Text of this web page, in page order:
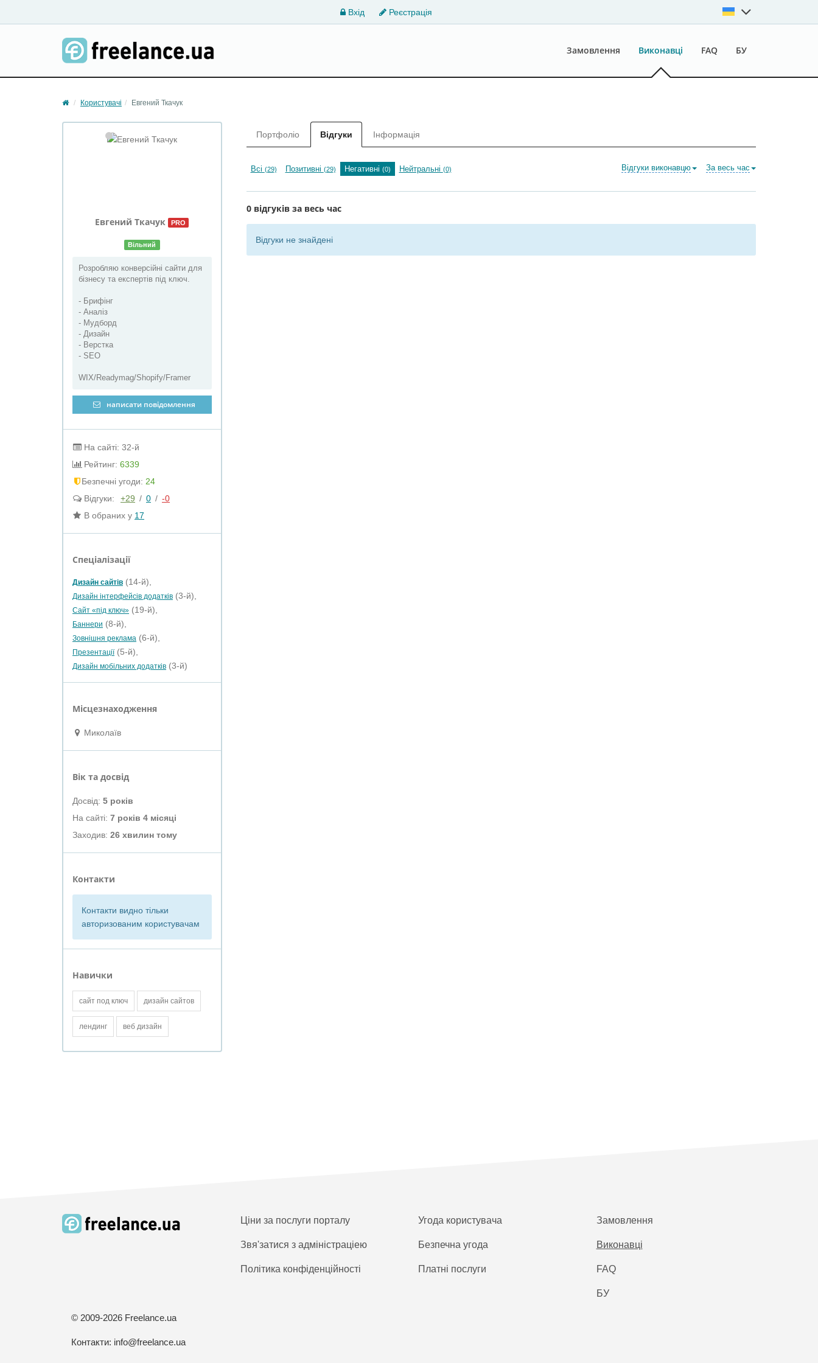
Вхід Реєстрація
Замовлення Виконавці FAQ БУ
Користувачі Евгений Ткачук
ЕвгенийТкачук PRO
Вільний
Розробляю конверсійні сайти для
бізнесу та експертів під ключ.
- Брифінг
- Аналіз
- Мудборд
- Дизайн
- Верстка
- SEO
WIX/Readymag/Shopify/Framer
написати повідомлення
На сайті: 32-й
Рейтинг: 6339
Безпечні угоди: 24
Відгуки:
+29 / 0 / -0
В обраних у 17
Спеціалізації
Дизайн сайтів (14-й),
Дизайн інтерфейсів додатків (3-й),
Сайт «під ключ» (19-й),
Баннери (8-й),
Зовнішня реклама (6-й),
Презентації(5-й),
Дизайн мобільних додатків (3-й)
Місцезнаходження
Миколаїв
Вік та досвід
Досвід: 5 років
На сайті: 7 років 4 місяці
Заходив: 26 хвилин тому
Контакти
Контакти видно тільки
авторизованим користувачам
Навички
сайт под ключ дизайн сайтов
лендинг веб дизайн
Портфоліо Відгуки Інформація
Всі (29) Позитивні (29) Негативні (0) Нейтральні (0) За весь час
Відгуки виконавцю
0 відгуків за весь час
Відгуки не знайдені
Ціни за послуги порталу
Звя'затися з адміністраціею
Політика конфіденційності
Угода користувача
Безпечна угода
Платнi послуги
Замовлення
Виконавці
FAQ
БУ
© 2009-2026 Freelance.ua
Контакти: info@freelance.ua